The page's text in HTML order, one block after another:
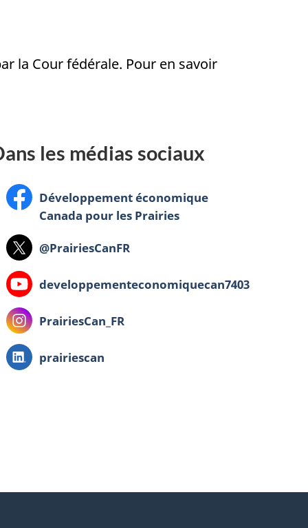
la Cour fédérale. Pour en savoir
les médias sociaux
Facebook:Développement économique
Canada pour les Prairies
X:
@PrairiesCanFR
YouTube:developpementeconomiquecan7403
Instagram:PrairiesCan_FR
LinkedIn:prairiescan